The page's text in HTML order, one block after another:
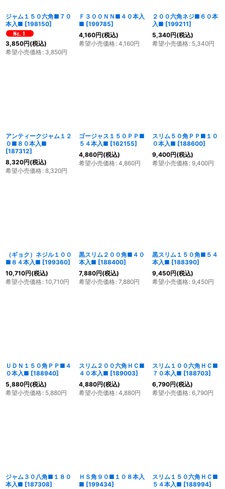
ジャム１５０六角■７０
本入■ [198150]
3,850円(税込)
希望小売価格: 3,850円
Ｆ３００ＮＮ■４０本入
■ [199785]
4,160円(税込)
希望小売価格: 4,160円
２００六角ネジ■６０本
入■ [199211]
5,340円(税込)
希望小売価格: 5,340円
アンティークジャム１２
０■８０本入■
[187312]
8,320円(税込)
希望小売価格: 8,320円
ゴージャス１５０ＰＰ■
５４本入■ [162155]
4,860円(税込)
希望小売価格: 4,860円
スリム５０角ＰＰ■１０
０本入■ [188600]
9,400円(税込)
希望小売価格: 9,400円
（ギョク）ネジル１００
■８４本入■ [199360]
10,710円(税込)
希望小売価格: 10,710円
黒スリム２００角■４０
本入■ [188400]
7,880円(税込)
希望小売価格: 7,880円
黒スリム１５０角■５４
本入■ [188390]
9,450円(税込)
希望小売価格: 9,450円
ＵＤＮ１５０角ＰＰ■４
０本入■ [188940]
5,880円(税込)
希望小売価格: 5,880円
スリム２００六角ＨＣ■
４０本入■ [189003]
4,880円(税込)
希望小売価格: 4,880円
スリム１００六角ＨＣ■
７０本入■ [188703]
6,790円(税込)
希望小売価格: 6,790円
ジャム３０八角■１８０
本入■ [187308]
ＨＳ角９０■１０８本入
■ [199434]
スリム１５０六角ＨＣ■
５４本入■ [188994]